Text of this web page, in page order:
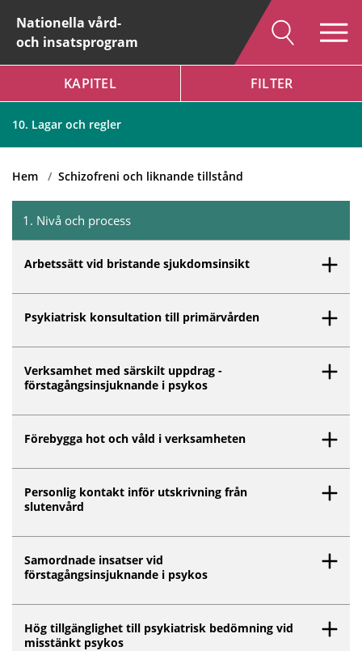
Nationella vård-
och insatsprogram
KAPITEL FILTER
10. Lagar och regler
Schizofreni och liknande tillstånd
Hem Schizofreni och liknande tillstånd
1 . Nivå och process
Arbetssätt vid bristande sjukdomsinsikt
Psykiatrisk konsultation till primärvården
Verksamhet med särskilt uppdrag -
förstagångsinsjuknande i psykos
Förebygga hot och våld i verksamheten
Personlig kontakt inför utskrivning från
slutenvård
Samordnade insatser vid
förstagångsinsjuknande i psykos
Hög tillgänglighet till psykiatrisk bedömning vid
misstänkt psykos